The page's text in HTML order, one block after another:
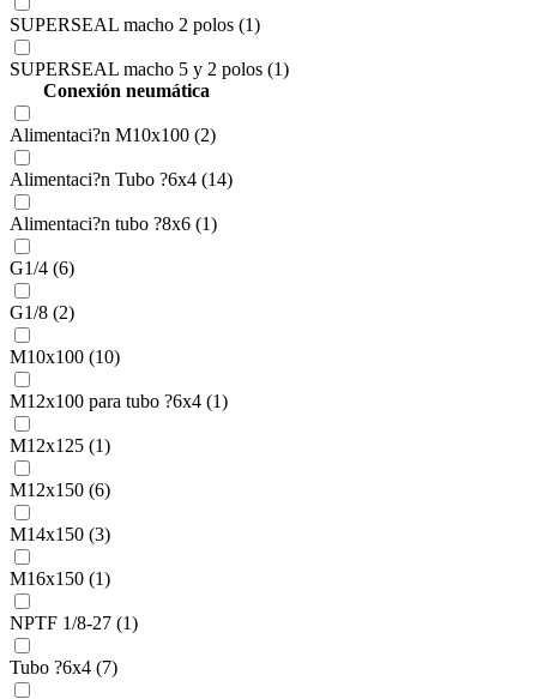
SUPERSEAL macho 2 polos (1)
SUPERSEAL macho 5 y 2 polos (1)
Conexión neumática
Alimentaci?n M10x100 (2)
Alimentaci?n Tubo ?6x4 (14)
Alimentaci?n tubo ?8x6 (1)
G1/4 (6)
G1/8 (2)
M10x100 (10)
M12x100 para tubo ?6x4 (1)
M12x125 (1)
M12x150 (6)
M14x150 (3)
M16x150 (1)
NPTF 1/8-27 (1)
Tubo ?6x4 (7)